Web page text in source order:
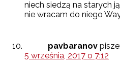
niech siedzą na starych
nie wracam do niego
pavbaranov pisze:
5 września, 2017 o 7:12